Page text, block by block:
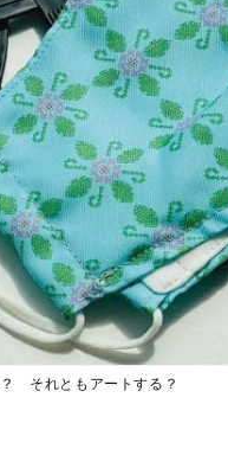
それともアートする？